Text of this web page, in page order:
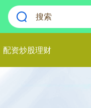
配资炒股理财